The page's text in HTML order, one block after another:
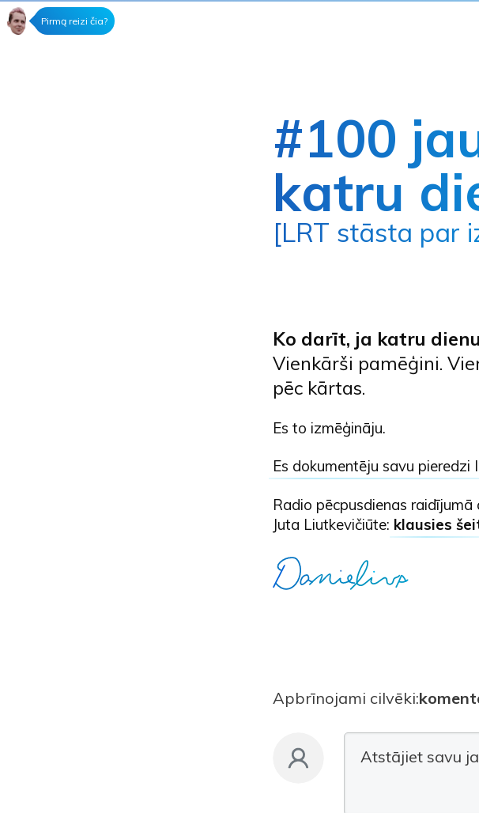
Pirmą reizi čia?
#100
katru
[LRT stāsta par
Ko darīt, ja katru
Vienkārši pamēģini.
pēc kārtas.
Es to izmēģināju.
Es dokumentēju savu pieredzi
Radio pēcpusdienas
Juta Liutkevičiūte: klausies
Apbrīnojami cilvēki: